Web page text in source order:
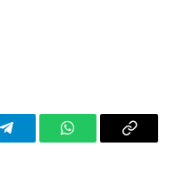
TelegramWhatsAppCopy